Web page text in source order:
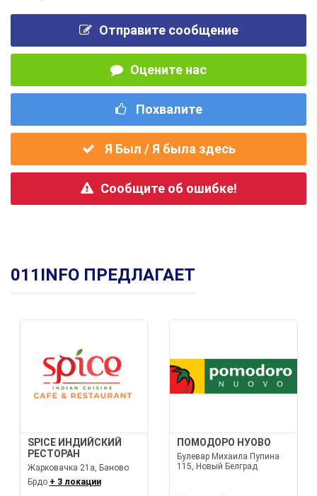
Отправите сообщение
Оцените нас
Похвалите
Я Был / Я была здесь
Сообщите об ошибке!
011INFO ПРЕДЛАГАЕТ
SPICE ИНДИЙСКИЙ
РЕСТОРАН
Жарковачка 21а, Баново
Брдо + 3 локации
ПОМОДОРО НУОВО
Булевар Михаила Пупина
115, Новый Белград